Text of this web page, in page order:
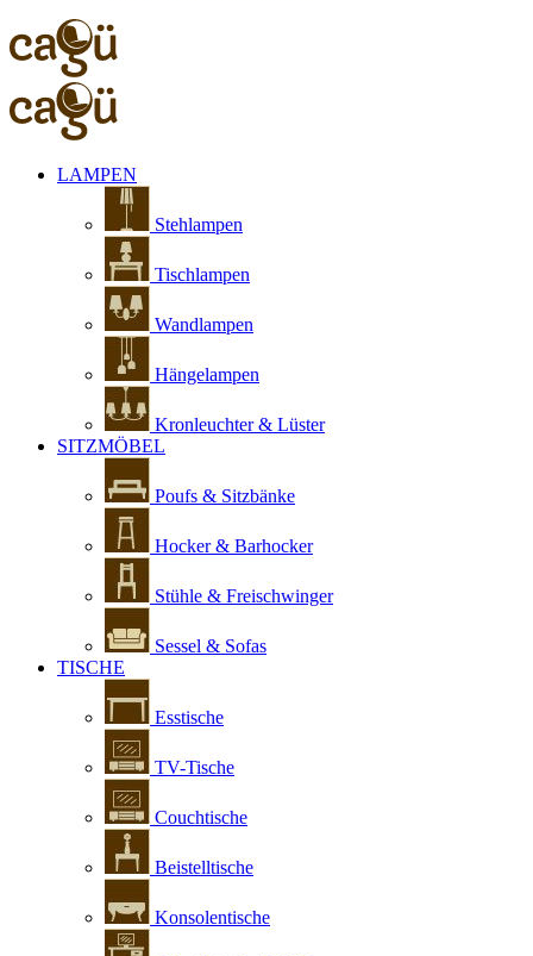
LAMPEN
Stehlampen
Tischlampen
Wandlampen
Hängelampen
Kronleuchter & Lüster
SITZMÖBEL
Poufs & Sitzbänke
Hocker & Barhocker
Stühle & Freischwinger
Sessel & Sofas
TISCHE
Esstische
TV-Tische
Couchtische
Beistelltische
Konsolentische